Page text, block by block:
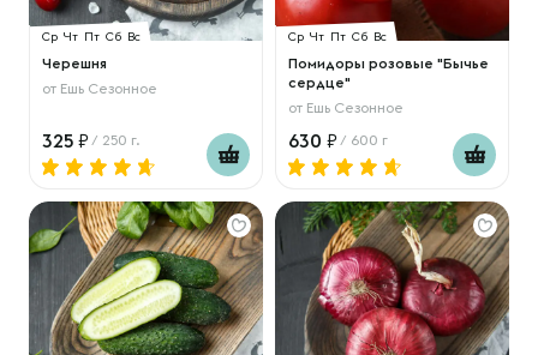
Ср Чт Пт Сб Вс
Черешня
от Ешь Сезонное
325 / 250 г.
Ср Чт Пт Сб Вс
Помидоры розовые "Бычье
сердце"
от Ешь Сезонное
630 / 600 г